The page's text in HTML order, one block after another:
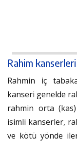
Rahim kanserleri
Rahmin iç
kanseri genelde
rahmin orta
isimli kanserler,
ve kötü yönde